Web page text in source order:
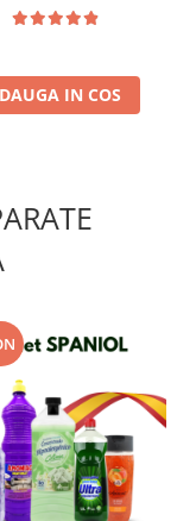
IN COS